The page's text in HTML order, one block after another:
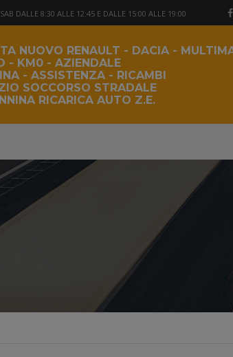
DALLE 8:30 ALLE 12:45 E DALLE 15:00 ALLE 19:00
NUOVO RENAULT - DACIA -
- KM0 - AZIENDALE
- ASSISTENZA - RICAMBI
SOCCORSO STRADALE
RICARICA AUTO Z.E.